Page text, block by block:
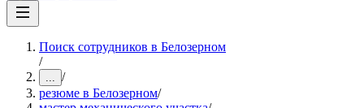
Поиск сотрудников в Белозерном
/
... /
резюме в Белозерном/